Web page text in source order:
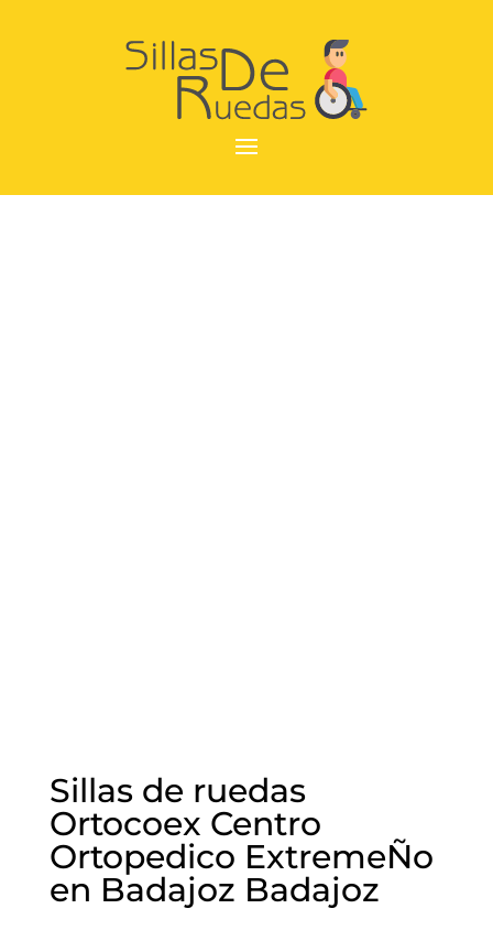
Sillas de ruedas
Ortocoex Centro
Ortopedico ExtremeÑo
en Badajoz Badajoz